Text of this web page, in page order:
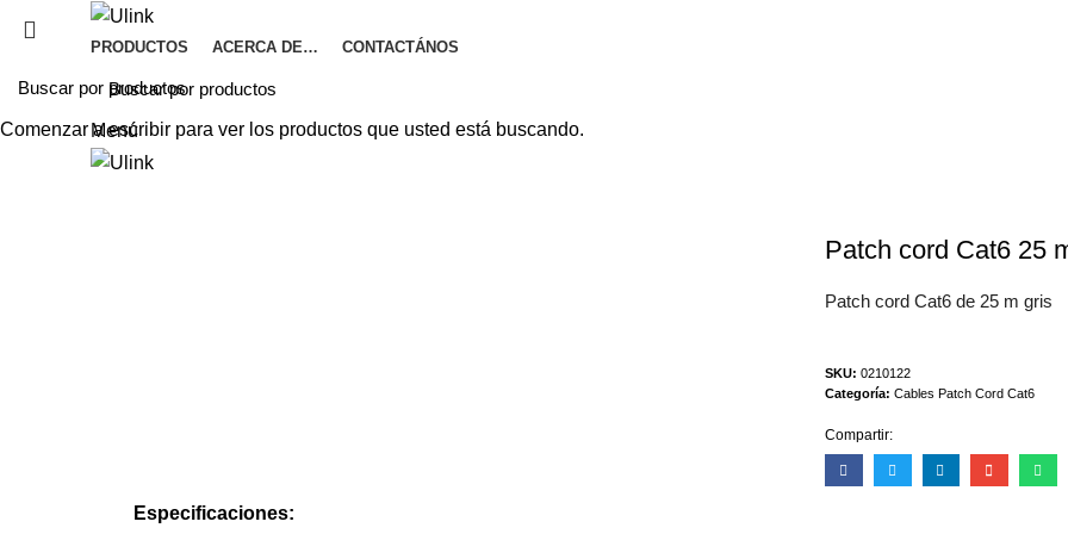
PRODUCTOS ACERCA DE… CONTACTÁNOS
Menú
Patch cord Cat6 25
Patch cord Cat6 de 25 m gris
SKU: 0210122
Categoría: Cables Patch Cord Cat6
Compartir:
Especificaciones:
Comenzar a escribir para ver los productos que usted está buscando.